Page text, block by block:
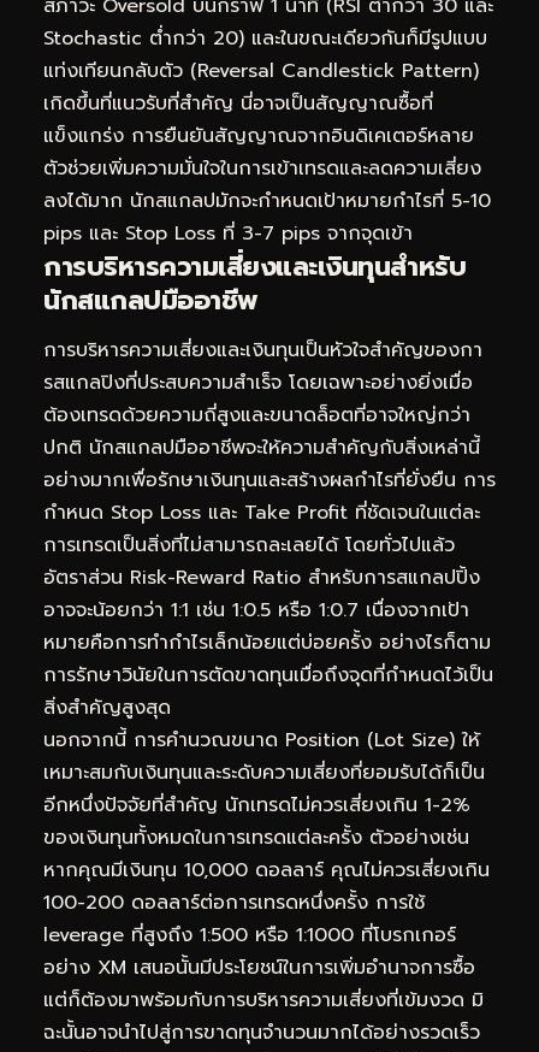
Stochastic ต่ำกว่า 20) และในขณะเดียวกันก็มีรูปแบบ
แท่งเทียนกลับตัว (Reversal Candlestick Pattern)
เกิดขึ้นที่แนวรับที่สำคัญ นี่อาจเป็นสัญญาณซื้อที่
แข็งแกร่ง การยืนยันสัญญาณจากอินดิเคเตอร์หลาย
ตัวช่วยเพิ่มความมั่นใจในการเข้าเทรดและลดความเสี่ยง
ลงได้มาก นักสแกลปมักจะกำหนดเป้าหมายกำไรที่ 5-10
pips และ Stop Loss ที่ 3-7 pips จากจุดเข้า
การบริหารความเสี่ยงและเงินทุนสำหรับ
นักสแกลปมืออาชีพ
การบริหารความเสี่ยงและเงินทุนเป็นหัวใจสำคัญของกา
รสแกลปิงที่ประสบความสำเร็จ โดยเฉพาะอย่างยิ่งเมื่อ
ต้องเทรดด้วยความถี่สูงและขนาดล็อตที่อาจใหญ่กว่า
ปกติ นักสแกลปมืออาชีพจะให้ความสำคัญกับสิ่งเหล่านี้
อย่างมากเพื่อรักษาเงินทุนและสร้างผลกำไรที่ยั่งยืน การ
กำหนด Stop Loss และ Take Profit ที่ชัดเจนในแต่ละ
การเทรดเป็นสิ่งที่ไม่สามารถละเลยได้ โดยทั่วไปแล้ว
อัตราส่วน Risk-Reward Ratio สำหรับการสแกลปปิ้ง
อาจจะน้อยกว่า 1:1 เช่น 1:0.5 หรือ 1:0.7 เนื่องจากเป้า
หมายคือการทำกำไรเล็กน้อยแต่บ่อยครั้ง อย่างไรก็ตาม
การรักษาวินัยในการตัดขาดทุนเมื่อถึงจุดที่กำหนดไว้เป็น
สิ่งสำคัญสูงสุด
นอกจากนี้ การคำนวณขนาด Position (Lot Size) ให้
เหมาะสมกับเงินทุนและระดับความเสี่ยงที่ยอมรับได้ก็เป็น
อีกหนึ่งปัจจัยที่สำคัญ นักเทรดไม่ควรเสี่ยงเกิน 1-2%
ของเงินทุนทั้งหมดในการเทรดแต่ละครั้ง ตัวอย่างเช่น
หากคุณมีเงินทุน 10,000 ดอลลาร์ คุณไม่ควรเสี่ยงเกิน
100-200 ดอลลาร์ต่อการเทรดหนึ่งครั้ง การใช้
leverage ที่สูงถึง 1:500 หรือ 1:1000 ที่โบรกเกอร์
อย่าง XM เสนอนั้นมีประโยชน์ในการเพิ่มอำนาจการซื้อ
แต่ก็ต้องมาพร้อมกับการบริหารความเสี่ยงที่เข้มงวด มิ
ฉะนั้นอาจนำไปสู่การขาดทุนจำนวนมากได้อย่างรวดเร็ว